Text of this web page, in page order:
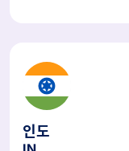
인도
IN